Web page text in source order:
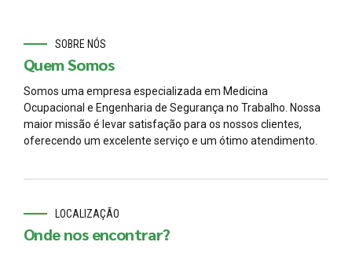
SOBRE NÓS
Quem Somos
Somos uma empresa especializada em Medicina
Ocupacional e Engenharia de Segurança no Trabalho. Nossa
maior missão é levar satisfação para os nossos clientes,
oferecendo um excelente serviço e um ótimo atendimento.
LOCALIZAÇÃO
Onde nos encontrar?